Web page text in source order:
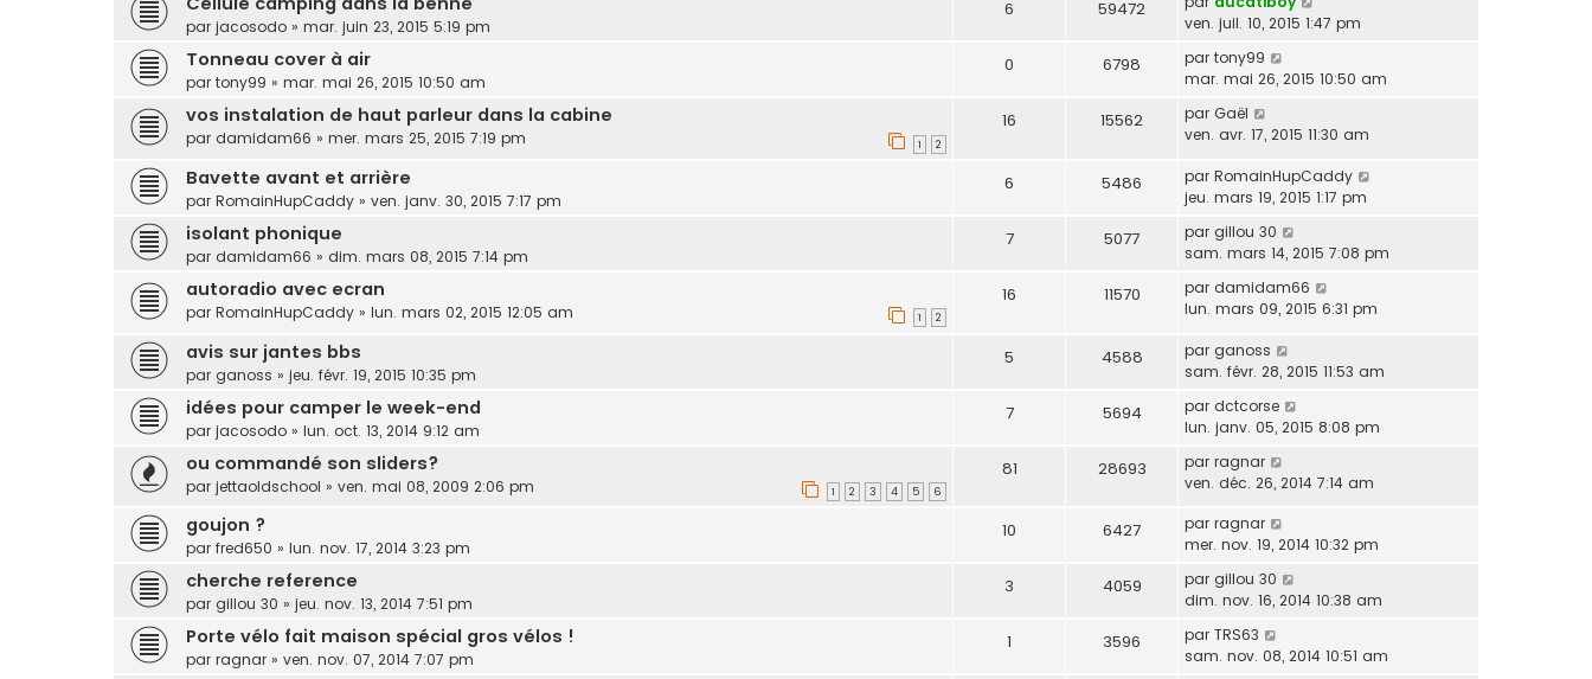
par jacosodo » mar. juin 23, 2015 5:19 pm
6 59472
ven. juil. 10, 2015 1:47 pm
Tonneau cover à air
par tony99 » mar. mai 26, 2015 10:50 am
0 6798 par tony99
mar. mai 26, 2015 10:50 am
vos instalation de haut parleur dans la cabine
par damidam66 » mer. mars 25, 2015 7:19 pm 1 2
16 15562 par Gaël
ven. avr. 17, 2015 11:30 am
Bavette avant et arrière
par RomainHupCaddy » ven. janv. 30, 2015 7:17 pm
6 5486 par RomainHupCaddy
jeu. mars 19, 2015 1:17 pm
isolant phonique
par damidam66 » dim. mars 08, 2015 7:14 pm
7 5077 par gillou 30
sam. mars 14, 2015 7:08 pm
autoradio avec ecran
par RomainHupCaddy » lun. mars 02, 2015 12:05 am 1 2
16 11570 par damidam66
lun. mars 09, 2015 6:31 pm
avis sur jantes bbs
par ganoss » jeu. févr. 19, 2015 10:35 pm
5 4588 par ganoss
sam. févr. 28, 2015 11:53 am
idées pour camper le week-end
par jacosodo » lun. oct. 13, 2014 9:12 am
7 5694 par dctcorse
lun. janv. 05, 2015 8:08 pm
ou commandé son sliders?
par jettaoldschool » ven. mai 08, 2009 2:06 pm 1 2 3 4 5 6
81 28693 par ragnar
ven. déc. 26, 2014 7:14 am
goujon ?
par fred650 » lun. nov. 17, 2014 3:23 pm
10 6427 par ragnar
mer. nov. 19, 2014 10:32 pm
cherche reference
par gillou 30 » jeu. nov. 13, 2014 7:51 pm
3 4059 par gillou 30
dim. nov. 16, 2014 10:38 am
Porte vélo fait maison spécial gros vélos !
par ragnar » ven. nov. 07, 2014 7:07 pm
1 3596 par TRS63
sam. nov. 08, 2014 10:51 am